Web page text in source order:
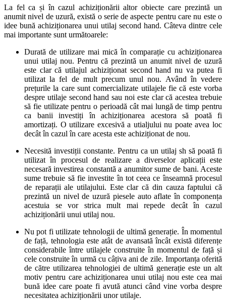
La fel ca și în cazul achiziționării altor obiecte care prezintă un
anumit nivel de uzură, există o serie de aspecte pentru care nu este o
idee bună achiziționarea unui utilaj second hand. Câteva dintre cele
mai importante sunt următoarele:
Durată de utilizare mai mică în comparație cu achiziționarea
unui utilaj nou. Pentru că prezintă un anumit nivel de uzură
este clar că utilajul achiziționat second hand nu va putea fi
utilizat la fel de mult precum unul nou. Având în vedere
prețurile la care sunt comercializate utilajele fie că este vorba
despre utilaje second hand sau noi este clar că acestea trebuie
să fie utilizate pentru o perioadă cât mai lungă de timp pentru
ca banii investiți în achiziționarea acestora să poată fi
amortizați. O utilizare excesivă a utialjului nu poate avea loc
decât în cazul în care acesta este achiziționat de nou.
Necesită investiții constante. Pentru ca un utilaj sh să poată fi
utilizat în procesul de realizare a diverselor aplicații este
necesară investirea constantă a anumitor sume de bani. Aceste
sume trebuie să fie investite în tot ceea ce înseamnă procesul
de reparații ale utilajului. Este clar că din cauza faptului că
prezintă un nivel de uzură piesele auto aflate în componența
acestuia se vor strica mult mai repede decât în cazul
achiziționării unui utilaj nou.
Nu pot fi utilizate tehnologii de ultimă generație. În momentul
de față, tehnologia este atât de avansată încât există diferențe
considerabile între utilajele construite în momentul de față și
cele construite în urmă cu câțiva ani de zile. Importanța oferită
de către utilizarea tehnologiei de ultimă generație este un alt
motiv pentru care achiziționarea unui utilaj nou este cea mai
bună idee care poate fi avută atunci când vine vorba despre
necesitatea achiziționării unor utilaje.